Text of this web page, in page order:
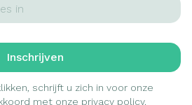
Inschrijven
schrijft u zich in voor onze
met onze privacy policy.